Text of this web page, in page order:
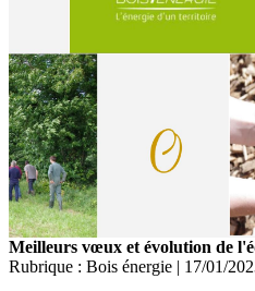
Meilleurs vœux et évolution de
Rubrique : Bois énergie | 17/01/